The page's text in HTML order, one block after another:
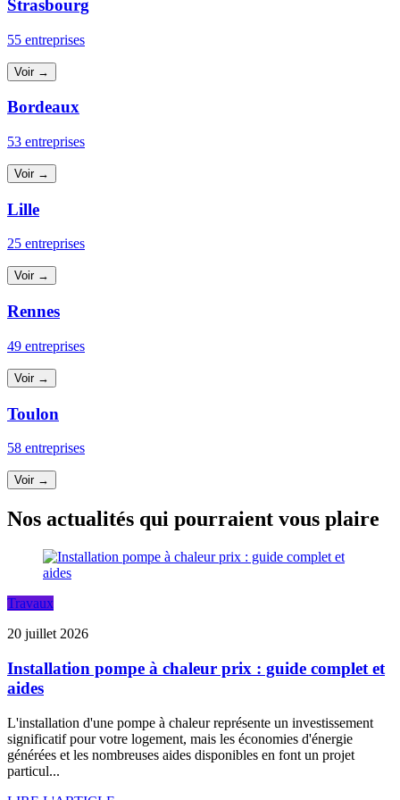
Strasbourg
55 entreprises
Voir →
Bordeaux
53 entreprises
Voir →
Lille
25 entreprises
Voir →
Rennes
49 entreprises
Voir →
Toulon
58 entreprises
Voir →
Nos actualités qui pourraient vous plaire
Travaux
20 juillet 2026
Installation pompe à chaleur prix : guide complet et
aides
L'installation d'une pompe à chaleur représente un investissement
significatif pour votre logement, mais les économies d'énergie
générées et les nombreuses aides disponibles en font un projet
particul...